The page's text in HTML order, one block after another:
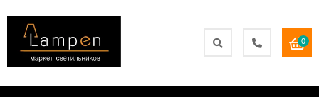
Контакты
0